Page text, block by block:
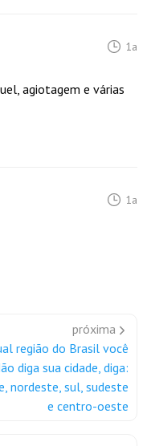
1a
agiotagem e várias
1a
próxima
região do Brasil você
diga sua cidade, diga:
nordeste, sul, sudeste
e centro-oeste